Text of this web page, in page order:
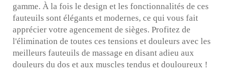
gamme. À la fois le design et les fonctionnalités de ces
fauteuils sont élégants et modernes, ce qui vous fait
apprécier votre agencement de sièges. Profitez de
l'élimination de toutes ces tensions et douleurs avec les
meilleurs fauteuils de massage en disant adieu aux
douleurs du dos et aux muscles tendus et douloureux !